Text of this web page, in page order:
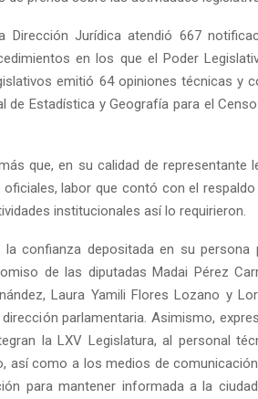
Jurídica atendió 667
en los que el Poder
emitió 64 opiniones técnicas y
Estadística y Geografía para el
que, en su calidad de representante
labor que contó con el
institucionales así lo requirieron.
la confianza depositada en su persona
de las diputadas Madai Pérez
Laura Yamili Flores Lozano y
parlamentaria. Asimismo,
la LXV Legislatura, al personal
así como a los medios de
para mantener informada a la